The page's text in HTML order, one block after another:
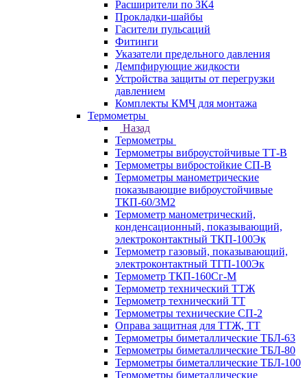
Расширители по ЗК4
Прокладки-шайбы
Гасители пульсаций
Фитинги
Указатели предельного давления
Демпфирующие жидкости
Устройства защиты от перегрузки
давлением
Комплекты КМЧ для монтажа
Термометры
Назад
Термометры
Термометры виброустойчивые ТТ-В
Термометры вибростойкие СП-В
Термометры манометрические
показывающие виброустойчивые
ТКП-60/3М2
Термометр манометрический,
конденсационный, показывающий,
электроконтактный ТКП-100Эк
Термометр газовый, показывающий,
электроконтактный ТГП-100Эк
Термометр ТКП-160Сг-М
Термометр технический ТТЖ
Термометр технический ТТ
Термометры технические СП-2
Оправа защитная для ТТЖ, ТТ
Термометры биметаллические ТБЛ-63
Термометры биметаллические ТБЛ-80
Термометры биметаллические ТБЛ-100
Термометры биметаллические